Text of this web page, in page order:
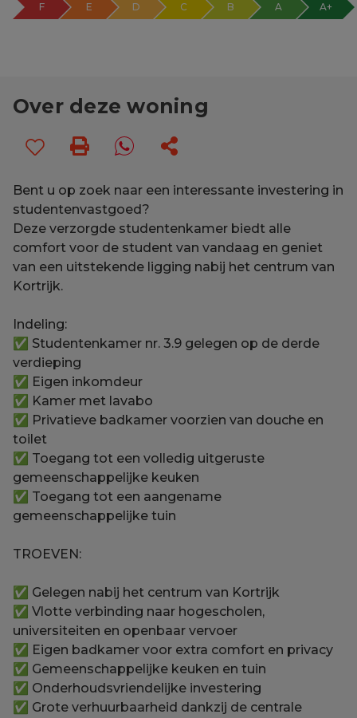
F E D C B A A+
Over deze woning
Bent u op zoek naar een interessante investering in
studentenvastgoed?
Deze verzorgde studentenkamer biedt alle
comfort voor de student van vandaag en geniet
van een uitstekende ligging nabij het centrum van
Kortrijk.
Indeling:
✅ Studentenkamer nr. 3.9 gelegen op de derde
verdieping
✅ Eigen inkomdeur
✅ Kamer met lavabo
✅ Privatieve badkamer voorzien van douche en
toilet
✅ Toegang tot een volledig uitgeruste
gemeenschappelijke keuken
✅ Toegang tot een aangename
gemeenschappelijke tuin
TROEVEN:
✅ Gelegen nabij het centrum van Kortrijk
✅ Vlotte verbinding naar hogescholen,
universiteiten en openbaar vervoer
✅ Eigen badkamer voor extra comfort en privacy
✅ Gemeenschappelijke keuken en tuin
✅ Onderhoudsvriendelijke investering
✅ Grote verhuurbaarheid dankzij de centrale